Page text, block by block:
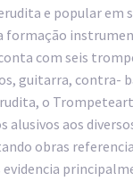
e popular em
formação
com seis
guitarra, contra-
o
alusivos aos
obras